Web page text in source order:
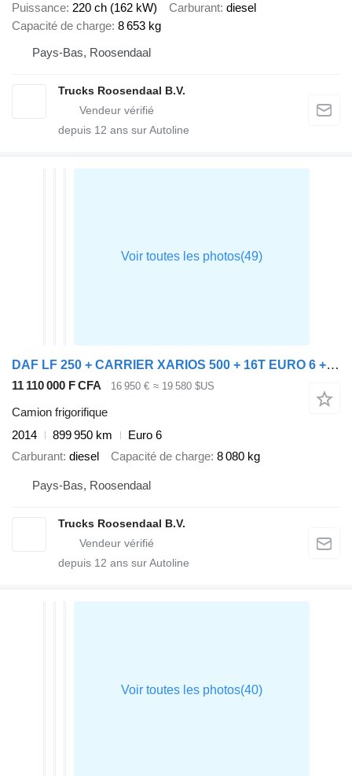
Puissance 220 ch (162 kW) Carburant diesel
Capacité de charge 8 653 kg
Pays-Bas, Roosendaal
Trucks Roosendaal B.V.
depuis 12 ans sur Autoline
DAF LF 250 + CARRIER XARIOS 500 + 16T EURO 6 + PERFECT TRUCK + BE ap
11 110 000 F CFA 16 950 € ≈ 19 580 $US
Camion frigorifique
2014
899 950 km
Euro 6
Carburant diesel Capacité de charge 8 080 kg
Pays-Bas, Roosendaal
Trucks Roosendaal B.V.
depuis 12 ans sur Autoline